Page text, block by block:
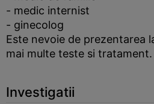
- medic internist
- ginecolog
Este nevoie de prezentarea
mai multe teste si tratament.
Investigatii